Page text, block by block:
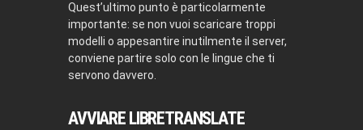
Quest’ultimo punto è particolarmente
importante: se non vuoi scaricare troppi
modelli o appesantire inutilmente il server,
conviene partire solo con le lingue che ti
servono davvero.
AVVIARE LIBRETRANSLATE